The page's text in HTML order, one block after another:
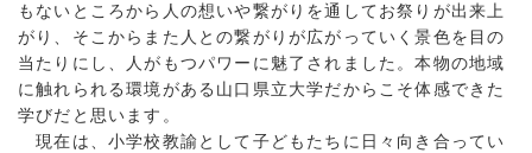
もないところから人の想いや繋がりを通してお祭りが出来上
がり、そこからまた人との繋がりが広がっていく景色を目の
当たりにし、人がもつパワーに魅了されました。本物の地域
に触れられる環境がある山口県立大学だからこそ体感できた
学びだと思います。
現在は、小学校教諭として子どもたちに日々向き合ってい